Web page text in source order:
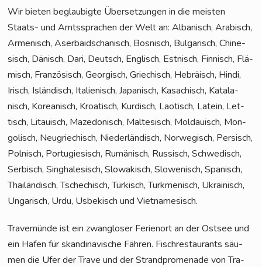
Wir bie­ten beglau­big­te Über­set­zun­gen in die meis­ten
Staats- und Amts­spra­chen der Welt an: Alba­nisch, Ara­bisch,
Arme­nisch, Aser­bai­dscha­nisch, Bos­nisch, Bul­ga­risch, Chi­ne­
sisch, Dänisch, Dari, Deutsch, Eng­lisch, Est­nisch, Fin­nisch, Flä­
misch, Fran­zö­sisch, Geor­gisch, Grie­chisch, Hebrä­isch, Hin­di,
Irisch, Islän­disch, Ita­lie­nisch, Japa­nisch, Kasa­chisch, Kata­la­
nisch, Korea­nisch, Kroa­tisch, Kur­disch, Lao­tisch, Latein, Let­
tisch, Litau­isch, Maze­do­nisch, Mal­te­sisch, Mol­dauisch, Mon­
go­lisch, Neu­grie­chisch, Nie­der­län­disch, Nor­we­gisch, Per­sisch,
Pol­nisch, Por­tu­gie­sisch, Rumä­nisch, Rus­sisch, Schwe­disch,
Ser­bisch, Sin­gha­le­sisch, Slo­wa­kisch, Slo­we­nisch, Spa­nisch,
Thai­län­disch, Tsche­chisch, Tür­kisch, Turk­me­ni­sch, Ukrai­nisch,
Unga­risch, Urdu, Usbe­kisch und Vietnamesisch.
Tra­ve­mün­de ist ein zwang­lo­ser Feri­en­ort an der Ost­see und
ein Hafen für skan­di­na­vi­sche Fäh­ren. Fisch­re­stau­rants säu­
men die Ufer der Tra­ve und der Strand­pro­me­na­de von Tra­